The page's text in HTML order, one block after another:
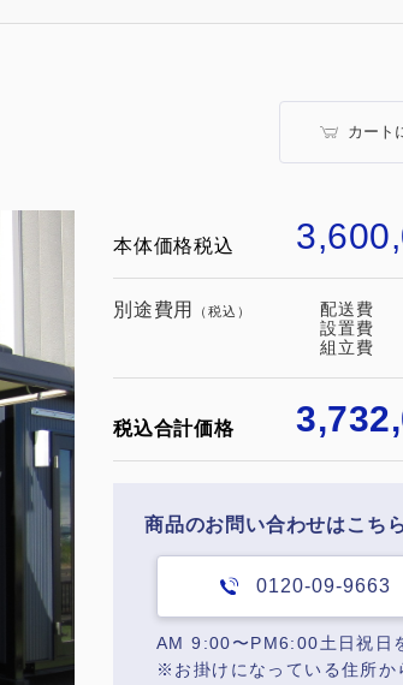
カート
本体価格税込
別途費用 （税込） 配送費
設置費
組立費
税込合計価格
商品のお問い合わせはこちら
0120-09-9663
AM 9:00〜PM6:00土日祝日
※お掛けになっている住所か